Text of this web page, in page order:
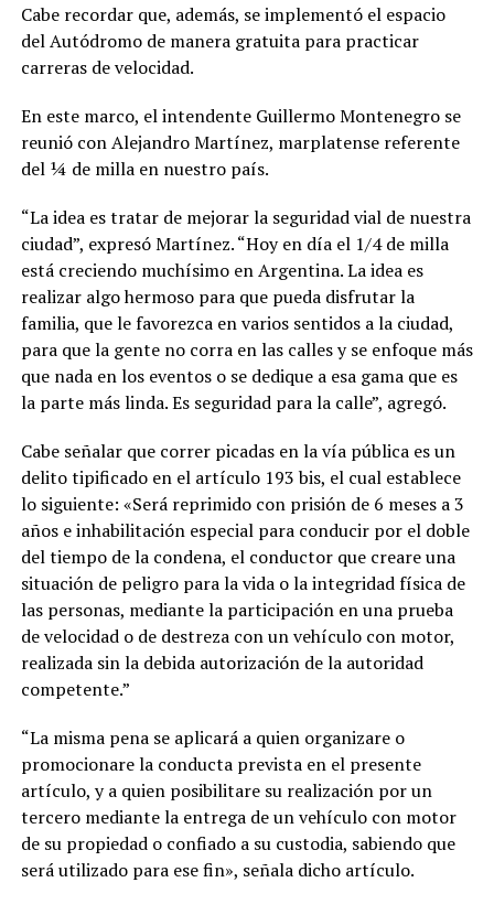
Cabe recordar que, además, se implementó el espacio
del Autódromo de manera gratuita para practicar
carreras de velocidad.
En este marco, el intendente Guillermo Montenegro se
reunió con Alejandro Martínez, marplatense referente
del ¼ de milla en nuestro país.
“La idea es tratar de mejorar la seguridad vial de nuestra
ciudad”, expresó Martínez. “Hoy en día el 1/4 de milla
está creciendo muchísimo en Argentina. La idea es
realizar algo hermoso para que pueda disfrutar la
familia, que le favorezca en varios sentidos a la ciudad,
para que la gente no corra en las calles y se enfoque más
que nada en los eventos o se dedique a esa gama que es
la parte más linda. Es seguridad para la calle”, agregó.
Cabe señalar que correr picadas en la vía pública es un
delito tipificado en el artículo 193 bis, el cual establece
lo siguiente: «Será reprimido con prisión de 6 meses a 3
años e inhabilitación especial para conducir por el doble
del tiempo de la condena, el conductor que creare una
situación de peligro para la vida o la integridad física de
las personas, mediante la participación en una prueba
de velocidad o de destreza con un vehículo con motor,
realizada sin la debida autorización de la autoridad
competente.”
“La misma pena se aplicará a quien organizare o
promocionare la conducta prevista en el presente
artículo, y a quien posibilitare su realización por un
tercero mediante la entrega de un vehículo con motor
de su propiedad o confiado a su custodia, sabiendo que
será utilizado para ese fin», señala dicho artículo.